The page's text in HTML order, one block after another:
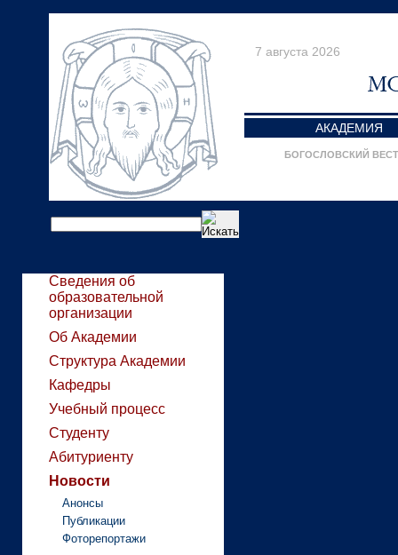
7 августа 2026
АКАДЕМИЯ
БОГОСЛОВСКИЙ
Сведения об
образовательной
организации
Об Академии
Структура Академии
Кафедры
Учебный процесс
Студенту
Абитуриенту
Новости
Анонсы
Публикации
Фоторепортажи